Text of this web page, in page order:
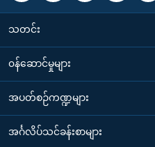
သတင်း
၀န်ဆောင်မှုများ
အပတ်စဉ်ကဏ္ဍများ
အင်္ဂလိပ်သင်ခန်းစာများ